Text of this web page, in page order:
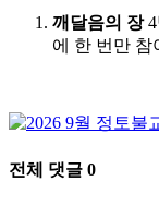
깨달음의 장4
에 한 번만 참
전체 댓글 0